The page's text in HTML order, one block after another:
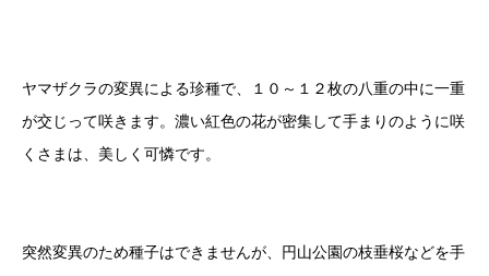
ヤマザクラの変異による珍種で、１０～１２枚の八重の中に一重
が交じって咲きます。濃い紅色の花が密集して手まりのように咲
くさまは、美しく可憐です。
突然変異のため種子はできませんが、円山公園の枝垂桜などを手